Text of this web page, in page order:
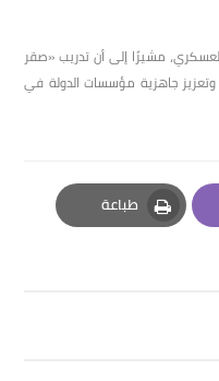
مشيرًا إلى أن تدريب «صقر
وتعزيز جاهزية مؤسسات الدولة في
طباعة
Print